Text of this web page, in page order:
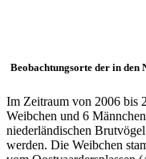
Beobachtungsorte der in den
Im Zeitraum von 2006 bis
Weibchen und 6
niederländischen
werden. Die Weibchen